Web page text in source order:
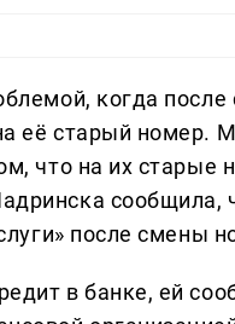
когда
её старый номер.
что на их старые
сообщила,
после смены
в банке, ей